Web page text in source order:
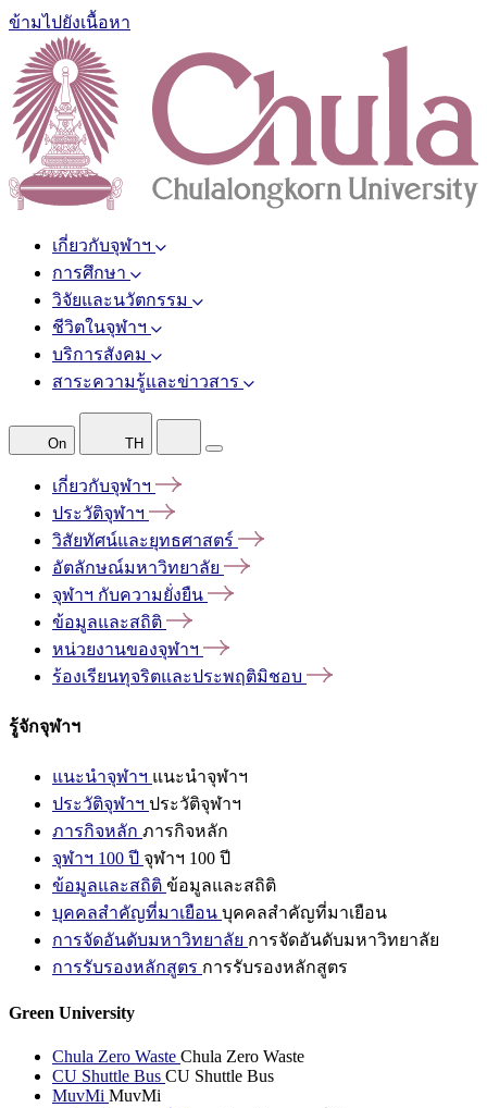
ข้ามไปยังเนื้อหา
เกี่ยวกับจุฬาฯ
การศึกษา
วิจัยและนวัตกรรม
ชีวิตในจุฬาฯ
บริการสังคม
สาระความรู้และข่าวสาร
On TH
เกี่ยวกับจุฬาฯ
ประวัติจุฬาฯ
วิสัยทัศน์และยุทธศาสตร์
อัตลักษณ์มหาวิทยาลัย
จุฬาฯ กับความยั่งยืน
ข้อมูลและสถิติ
หน่วยงานของจุฬาฯ
ร้องเรียนทุจริตและประพฤติมิชอบ
รู้จักจุฬาฯ
แนะนำจุฬาฯ แนะนำจุฬาฯ
ประวัติจุฬาฯ ประวัติจุฬาฯ
ภารกิจหลัก ภารกิจหลัก
จุฬาฯ 100 ปี จุฬาฯ 100 ปี
ข้อมูลและสถิติ ข้อมูลและสถิติ
บุคคลสำคัญที่มาเยือน บุคคลสำคัญที่มาเยือน
การจัดอันดับมหาวิทยาลัย การจัดอันดับมหาวิทยาลัย
การรับรองหลักสูตร การรับรองหลักสูตร
Green University
Chula Zero Waste Chula Zero Waste
CU Shuttle Bus CU Shuttle Bus
MuvMi MuvMi